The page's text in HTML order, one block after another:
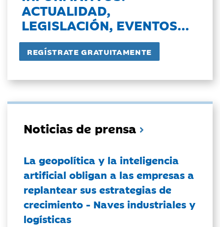
ACTUALIDAD,
LEGISLACIÓN, EVENTOS...
Noticias de prensa
La geopolítica y la inteligencia
artificial obligan a las empresas a
replantear sus estrategias de
crecimiento - Naves industriales y
logísticas